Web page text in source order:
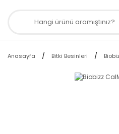
Anasayfa Bitki Besinleri